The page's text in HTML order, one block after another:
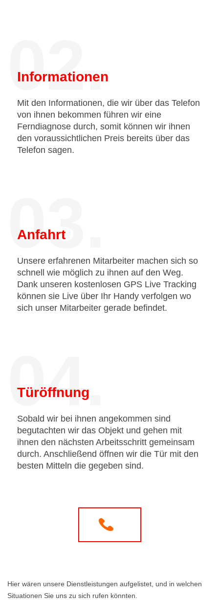
02.
Informationen
Mit den Informationen, die wir über das Telefon
von ihnen bekommen führen wir eine
Ferndiagnose durch, somit können wir ihnen
den voraussichtlichen Preis bereits über das
Telefon sagen.
03.
Anfahrt
Unsere erfahrenen Mitarbeiter machen sich so
schnell wie möglich zu ihnen auf den Weg.
Dank unseren kostenlosen GPS Live Tracking
können sie Live über Ihr Handy verfolgen wo
sich unser Mitarbeiter gerade befindet.
04.
Türöffnung
Sobald wir bei ihnen angekommen sind
begutachten wir das Objekt und gehen mit
ihnen den nächsten Arbeitsschritt gemeinsam
durch. Anschließend öffnen wir die Tür mit den
besten Mitteln die gegeben sind.
Hier wären unsere Dienstleistungen aufgelistet, und in welchen
Situationen Sie uns zu sich rufen könnten.